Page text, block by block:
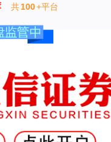
共100+平台